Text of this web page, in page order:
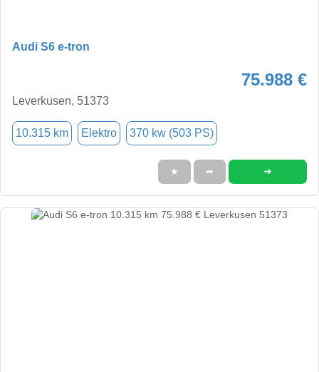
Audi S6 e-tron
75.988 €
Leverkusen, 51373
10.315 km Elektro 370 kw (503 PS)
★ ➦ ➜